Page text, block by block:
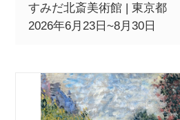
すみだ北斎美術館 | 東京都
2026年6月23日~8月30日